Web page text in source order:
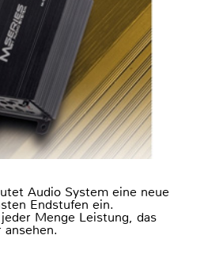
Audio System eine neue
Endstufen ein.
Menge Leistung, das